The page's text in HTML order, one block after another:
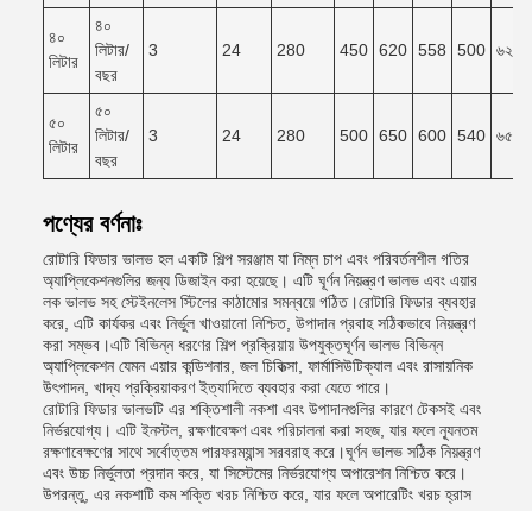
৪০
লিটার
৪০
লিটার/
বছর
3 24 280 450 620 558 500
৫০
লিটার
৫০
লিটার/
বছর
3 24 280 500 650 600 540
পণ্যের বর্ণনাঃ
রোটারি ফিডার ভালভ হল একটি শিল্প সরঞ্জাম যা নিম্ন চাপ এবং পরিবর্তনশীল গতির
অ্যাপ্লিকেশনগুলির জন্য ডিজাইন করা হয়েছে। এটি ঘূর্ণন নিয়ন্ত্রণ ভালভ এবং এয়ার
লক ভালভ সহ স্টেইনলেস স্টিলের কাঠামোর সমন্বয়ে গঠিত।রোটারি ফিডার ব্যবহার
করে, এটি কার্যকর এবং নির্ভুল খাওয়ানো নিশ্চিত, উপাদান প্রবাহ সঠিকভাবে নিয়ন্ত্রণ
করা সম্ভব।এটি বিভিন্ন ধরণের শিল্প প্রক্রিয়ায় উপযুক্তঘূর্ণন ভালভ বিভিন্ন
অ্যাপ্লিকেশন যেমন এয়ার কন্ডিশনার, জল চিকিত্সা, ফার্মাসিউটিক্যাল এবং রাসায়নিক
উৎপাদন, খাদ্য প্রক্রিয়াকরণ ইত্যাদিতে ব্যবহার করা যেতে পারে।
রোটারি ফিডার ভালভটি এর শক্তিশালী নকশা এবং উপাদানগুলির কারণে টেকসই এবং
নির্ভরযোগ্য। এটি ইনস্টল, রক্ষণাবেক্ষণ এবং পরিচালনা করা সহজ, যার ফলে ন্যূনতম
রক্ষণাবেক্ষণের সাথে সর্বোত্তম পারফরম্যান্স সরবরাহ করে।ঘূর্ণন ভালভ সঠিক নিয়ন্ত্রণ
এবং উচ্চ নির্ভুলতা প্রদান করে, যা সিস্টেমের নির্ভরযোগ্য অপারেশন নিশ্চিত করে।
উপরন্তু, এর নকশাটি কম শক্তি খরচ নিশ্চিত করে, যার ফলে অপারেটিং খরচ হ্রাস